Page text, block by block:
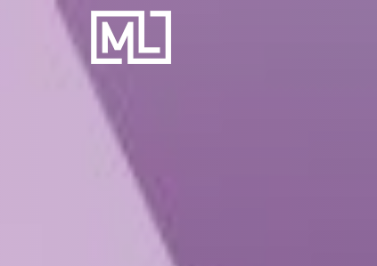
Businesscoach
voor
Personal
Trainers